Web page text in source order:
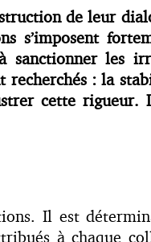
de leur
s’imposent
les
recherchés : la
cette
Il est
à chaque